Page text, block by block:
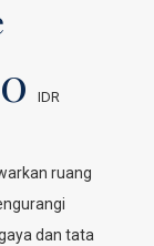
IDR
ruang
dan tata